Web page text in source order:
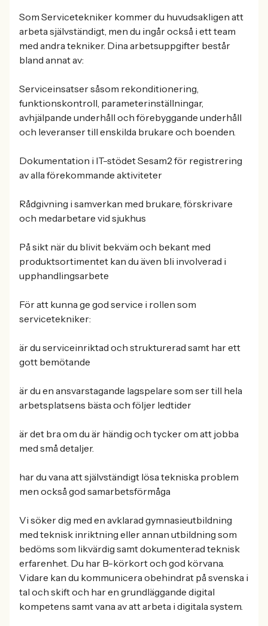
Som Servicetekniker kommer du huvudsakligen att
arbeta självständigt, men du ingår också i ett team
med andra tekniker. Dina arbetsuppgifter består
bland annat av:
Serviceinsatser såsom rekonditionering,
funktionskontroll, parameterinställningar,
avhjälpande underhåll och förebyggande underhåll
och leveranser till enskilda brukare och boenden.
Dokumentation i IT-stödet Sesam2 för registrering
av alla förekommande aktiviteter
Rådgivning i samverkan med brukare, förskrivare
och medarbetare vid sjukhus
På sikt när du blivit bekväm och bekant med
produktsortimentet kan du även bli involverad i
upphandlingsarbete
För att kunna ge god service i rollen som
servicetekniker:
är du serviceinriktad och strukturerad samt har ett
gott bemötande
är du en ansvarstagande lagspelare som ser till hela
arbetsplatsens bästa och följer ledtider
är det bra om du är händig och tycker om att jobba
med små detaljer.
har du vana att självständigt lösa tekniska problem
men också god samarbetsförmåga
Vi söker dig med en avklarad gymnasieutbildning
med teknisk inriktning eller annan utbildning som
bedöms som likvärdig samt dokumenterad teknisk
erfarenhet. Du har B-körkort och god körvana.
Vidare kan du kommunicera obehindrat på svenska i
tal och skift och har en grundläggande digital
kompetens samt vana av att arbeta i digitala system.